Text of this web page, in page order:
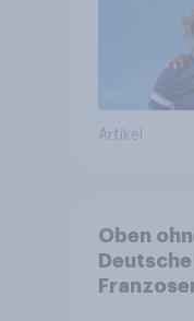
Artikel
Oben